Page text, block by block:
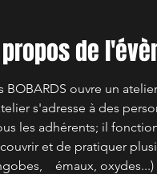
de
BOBARDS ouvre un
s'adresse à des
les adhérents; il
et de pratiquer
émaux, oxydes...)